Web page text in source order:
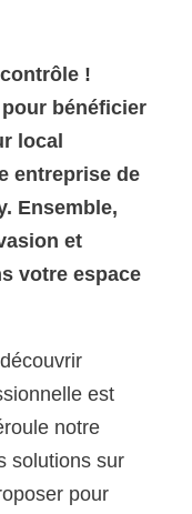
!
bénéficier
local
entreprise de
Ensemble,
et
votre espace
est
notre
solutions sur
pour